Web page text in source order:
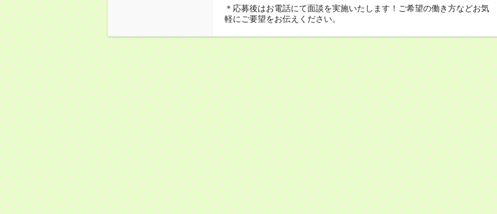
＊応募後はお電話にて面談を実施いたします！ご希望の働き方などお気
軽にご要望をお伝えください。